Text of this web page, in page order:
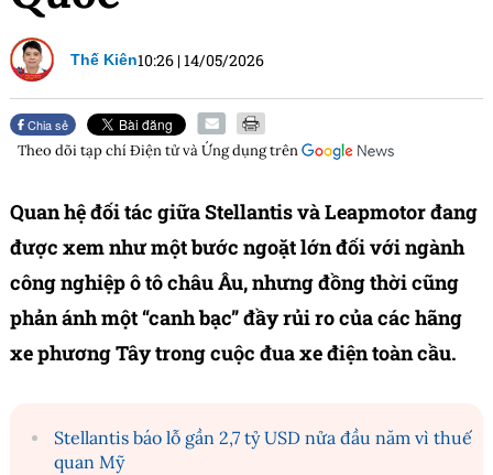
Thế Kiên10:26 |14/05/2026
Chia sẻ
Theo dõi tạp chíĐiện tử và Ứng dụngtrên
Quan hệ đối tác giữa Stellantis và Leapmotor đang
được xem như một bước ngoặt lớn đối với ngành
công nghiệp ô tô châu Âu, nhưng đồng thời cũng
phản ánh một “canh bạc” đầy rủi ro của các hãng
xe phương Tây trong cuộc đua xe điện toàn cầu.
Stellantis báo lỗ gần 2,7 tỷ USD nửa đầu năm vì thuế
quan Mỹ